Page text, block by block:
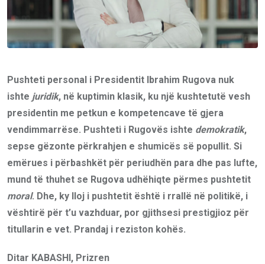
Pushteti personal i Presidentit Ibrahim Rugova nuk
ishte juridik, në kuptimin klasik, ku një kushtetutë vesh
presidentin me petkun e kompetencave të gjera
vendimmarrëse. Pushteti i Rugovës ishte demokratik,
sepse gëzonte përkrahjen e shumicës së popullit. Si
emërues i përbashkët për periudhën para dhe pas lufte,
mund të thuhet se Rugova udhëhiqte përmes pushtetit
moral. Dhe, ky lloj i pushtetit është i rrallë në politikë, i
vështirë për t’u vazhduar, por gjithsesi prestigjioz për
titullarin e vet. Prandaj i reziston kohës.
Ditar KABASHI, Prizren